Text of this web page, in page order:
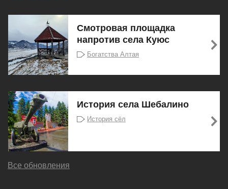
Смотровая площадка
напротив села Куюс
Богатства Алтая
История села Шебалино
История сёл
Все обновления